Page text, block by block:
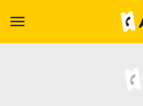
menu